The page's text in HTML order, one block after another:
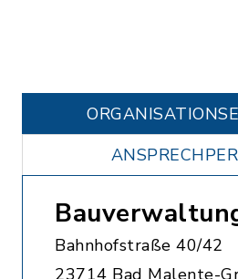
Bahnhofstraße 40/42
23714 Bad Malente-